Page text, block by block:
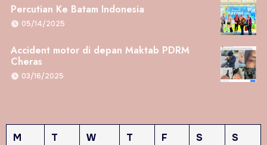
Percutian Ke Batam Indonesia
05/14/2025
Accident motor di depan Maktab PDRM
Cheras
03/16/2025
M T W T F S
S